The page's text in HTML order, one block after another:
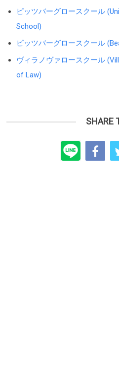
ピッツバーグロースクール
School)
ピッツバーグロースクール
ヴィラノヴァロースクール
of Law)
SHARE